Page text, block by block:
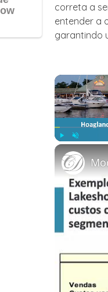
correta a
entender a
garantindo